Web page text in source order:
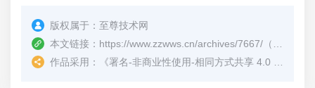
版权属于： 至尊技术网
本文链接： https://www.zzwws.cn/archives/7667/ （转载时请注明本文出处及文章链接）
作品采用：
《署名-非商业性使用-相同方式共享 4.0 国际 (CC BY-NC-SA 4.0)